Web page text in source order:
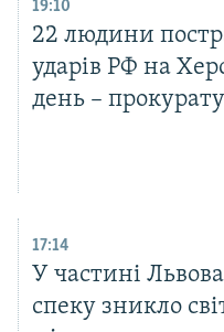
19:10
22 людини
ударів РФ на
день –
17:14
У частині
спеку зникло